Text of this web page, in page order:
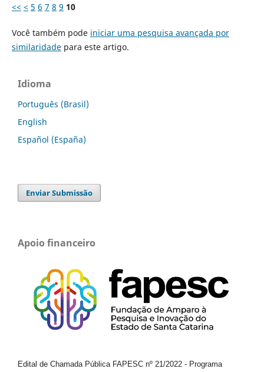
<< < 5 6 7 8 9 10
Você também pode iniciar uma pesquisa avançada por
similaridadepara este artigo.
Idioma
Português (Brasil)
English
Español (España)
Enviar Submissão
Apoio financeiro
Edital de Chamada Pública FAPESC nº 21/2022 - Programa